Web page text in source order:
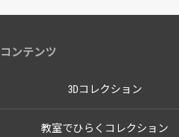
コンテンツ
3Dコレクション
教室でひらくコレクション